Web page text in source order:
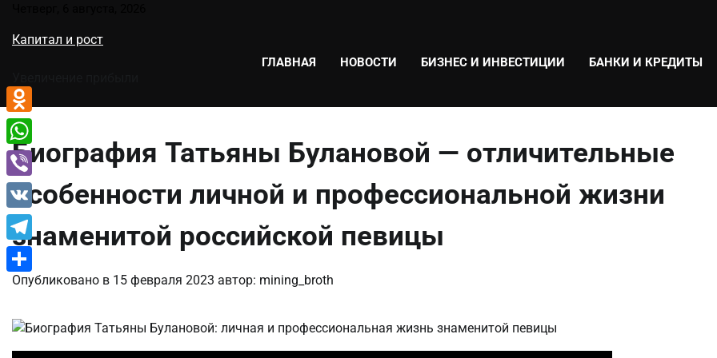
содержимому
Капитал и рост
ГЛАВНАЯ НОВОСТИ БИЗНЕС И ИНВЕСТИЦИИ БАНКИ И КРЕДИТЫ
Биография Татьяны Булановой — отличительные
особенности личной и профессиональной жизни
знаменитой российской певицы
Опубликовано в 15 февраля 2023 автор: mining_broth
Odnoklassniki
WhatsApp
Viber
VK
Telegram
Отправить